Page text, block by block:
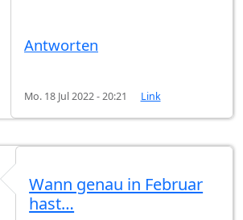
Antworten
Mo. 18 Jul 2022 - 20:21 Link
Hallo, hat jemand eine…von
Wann genau in Februar
hast…